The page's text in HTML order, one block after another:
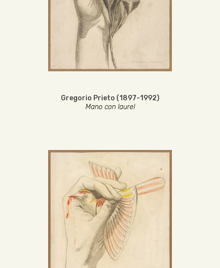
Gregorio Prieto (1897-1992)
Mano con laurel